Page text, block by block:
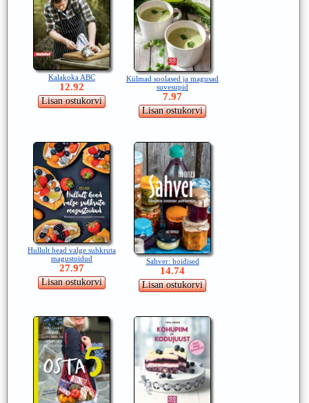
Kalakoka ABC
12.92
Külmad soolased ja magusad
suvesupid
7.97
Hullult head valge suhkruta
magustoidud
27.97
Sahver: hoidised
14.74